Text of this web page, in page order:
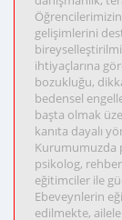
gelişimlerini
ihtiyaçlarına
bozukluğu,
bedensel
başta olmak
kanıta dayalı
Kurumumuzda
psikolog,
eğitimciler ile
Ebeveynlerin
edilmekte,